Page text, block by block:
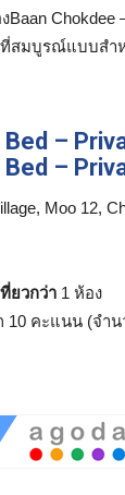
Chokdee
ที่สมบูรณ์แบบสำ
–
–
Moo 12,
ยวกว่า 1 ห้อง
10 คะแนน (จำน